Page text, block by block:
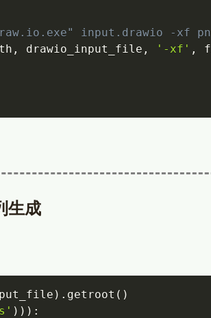
input.drawio -xf
, drawio_input_file , '-xf' ,
生成
) . getroot ( )
) ) ) :